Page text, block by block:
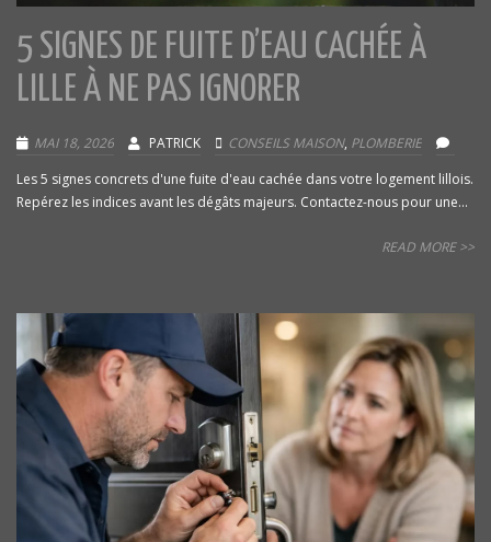
5 SIGNES DE FUITE D’EAU CACHÉE À
LILLE À NE PAS IGNORER
MAI 18, 2026 PATRICK CONSEILS MAISON, PLOMBERIE
Les 5 signes concrets d'une fuite d'eau cachée dans votre logement lillois.
Repérez les indices avant les dégâts majeurs. Contactez-nous pour une...
READ MORE >>